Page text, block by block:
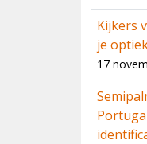
Kijkers
je
17